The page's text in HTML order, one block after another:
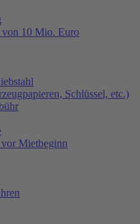
von 10 Mio. Euro
Schlüssel, etc.)
Mietbeginn